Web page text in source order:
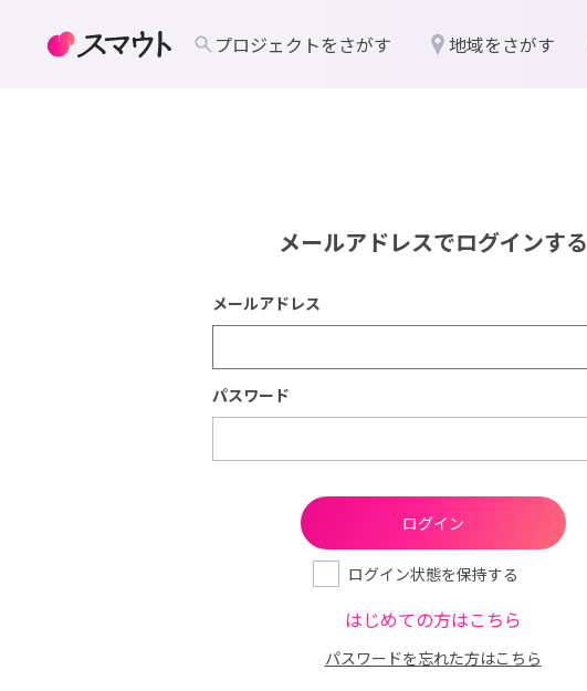
メールアドレスでログインする
メールアドレス
パスワード
ログイン状態を保持する
はじめての方はこちら
パスワードを忘れた方はこちら
プロジェクトをさがす 地域をさがす